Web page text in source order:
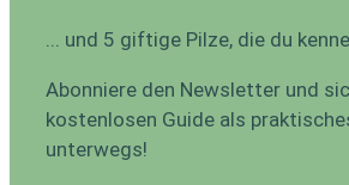
... und 5 giftige Pilze, die du
Abonniere den Newsletter und
kostenlosen Guide als
unterwegs!